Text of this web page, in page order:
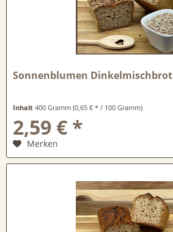
Sonnenblumen Dinkelmischbrot
Inhalt400 Gramm(0,65 € * / 100 Gramm)
2,59 € *
Merken